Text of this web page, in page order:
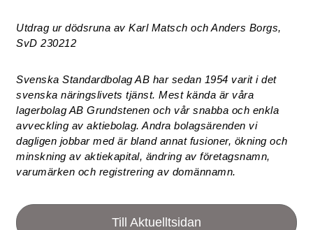
Utdrag ur dödsruna av Karl Matsch och Anders Borgs,
SvD 230212
Svenska Standardbolag AB har sedan 1954 varit i det
svenska näringslivets tjänst. Mest kända är våra
lagerbolag AB Grundstenen och vår snabba och enkla
avveckling av aktiebolag. Andra bolagsärenden vi
dagligen jobbar med är bland annat fusioner, ökning och
minskning av aktiekapital, ändring av företagsnamn,
varumärken och registrering av domännamn.
Till Aktuelltsidan